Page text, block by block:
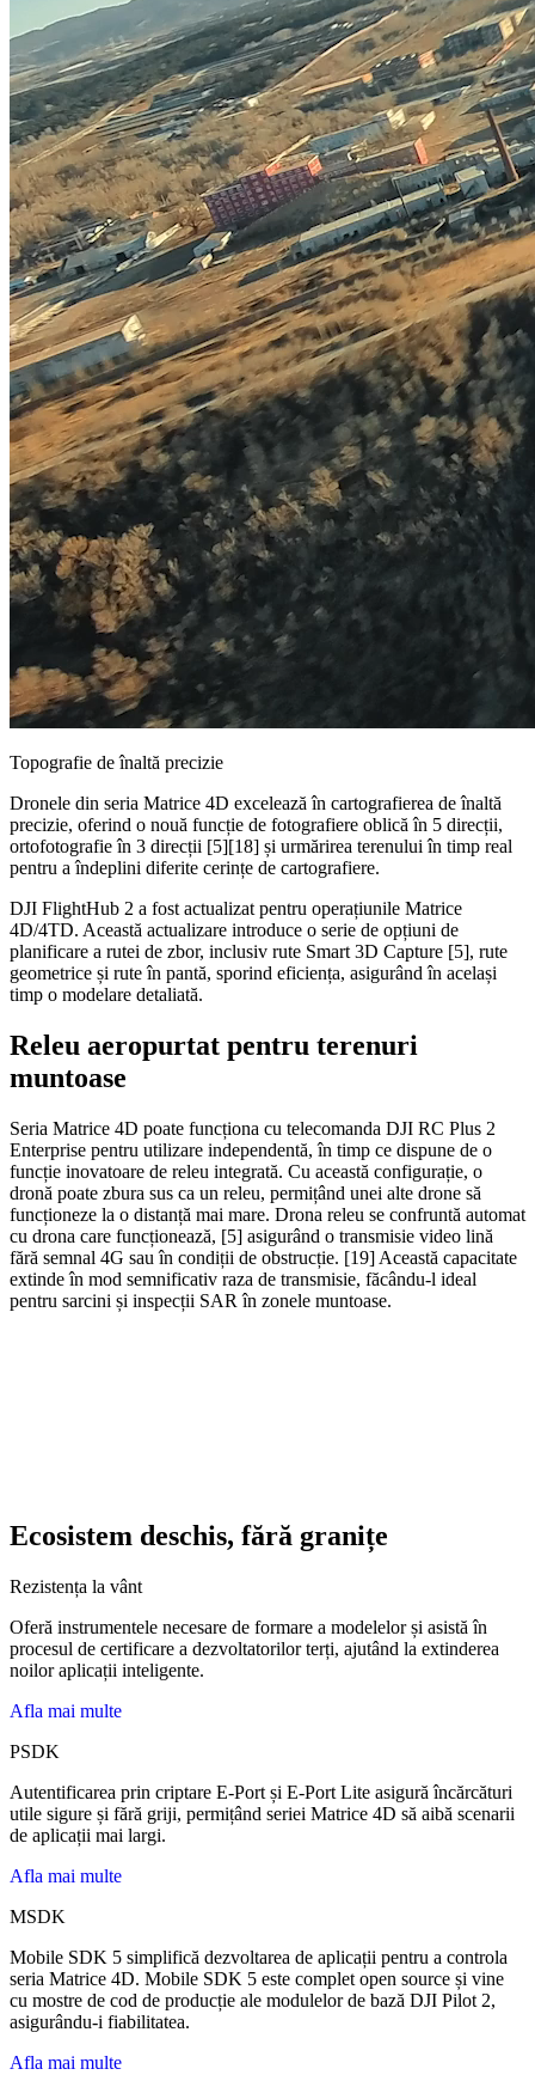
Topografie de înaltă precizie
Dronele din seria Matrice 4D excelează în cartografierea de înaltă
precizie, oferind o nouă funcție de fotografiere oblică în 5 direcții,
ortofotografie în 3 direcții [5][18] și urmărirea terenului în timp real
pentru a îndeplini diferite cerințe de cartografiere.
DJI FlightHub 2 a fost actualizat pentru operațiunile Matrice
4D/4TD. Această actualizare introduce o serie de opțiuni de
planificare a rutei de zbor, inclusiv rute Smart 3D Capture [5], rute
geometrice și rute în pantă, sporind eficiența, asigurând în același
timp o modelare detaliată.
Releu aeropurtat pentru terenuri
muntoase
Seria Matrice 4D poate funcționa cu telecomanda DJI RC Plus 2
Enterprise pentru utilizare independentă, în timp ce dispune de o
funcție inovatoare de releu integrată. Cu această configurație, o
dronă poate zbura sus ca un releu, permițând unei alte drone să
funcționeze la o distanță mai mare. Drona releu se confruntă automat
cu drona care funcționează, [5] asigurând o transmisie video lină
fără semnal 4G sau în condiții de obstrucție. [19] Această capacitate
extinde în mod semnificativ raza de transmisie, făcându-l ideal
pentru sarcini și inspecții SAR în zonele muntoase.
Ecosistem deschis, fără granițe
Rezistența la vânt
Oferă instrumentele necesare de formare a modelelor și asistă în
procesul de certificare a dezvoltatorilor terți, ajutând la extinderea
noilor aplicații inteligente.
Afla mai multe
PSDK
Autentificarea prin criptare E-Port și E-Port Lite asigură încărcături
utile sigure și fără griji, permițând seriei Matrice 4D să aibă scenarii
de aplicații mai largi.
Afla mai multe
MSDK
Mobile SDK 5 simplifică dezvoltarea de aplicații pentru a controla
seria Matrice 4D. Mobile SDK 5 este complet open source și vine
cu mostre de cod de producție ale modulelor de bază DJI Pilot 2,
asigurându-i fiabilitatea.
Afla mai multe